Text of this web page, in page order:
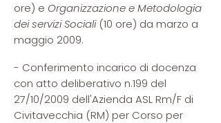
ore) e Organizzazione e Metodologia
dei servizi Sociali(10 ore) da marzo a
maggio 2009.
- Conferimento incarico di docenza
con atto deliberativo n.199 del
27/10/2009 dell'Azienda ASL Rm/F di
Civitavecchia (RM) per Corso per